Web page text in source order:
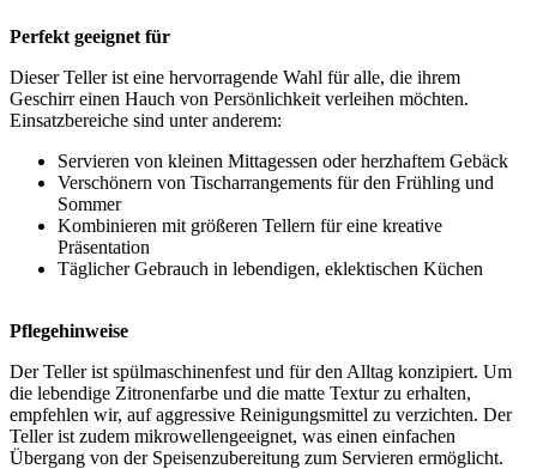
Perfekt geeignet für
Dieser Teller ist eine hervorragende Wahl für alle, die ihrem
Geschirr einen Hauch von Persönlichkeit verleihen möchten.
Einsatzbereiche sind unter anderem:
Servieren von kleinen Mittagessen oder herzhaftem Gebäck
Verschönern von Tischarrangements für den Frühling und
Sommer
Kombinieren mit größeren Tellern für eine kreative
Präsentation
Täglicher Gebrauch in lebendigen, eklektischen Küchen
Pflegehinweise
Der Teller ist spülmaschinenfest und für den Alltag konzipiert. Um
die lebendige Zitronenfarbe und die matte Textur zu erhalten,
empfehlen wir, auf aggressive Reinigungsmittel zu verzichten. Der
Teller ist zudem mikrowellengeeignet, was einen einfachen
Übergang von der Speisenzubereitung zum Servieren ermöglicht.